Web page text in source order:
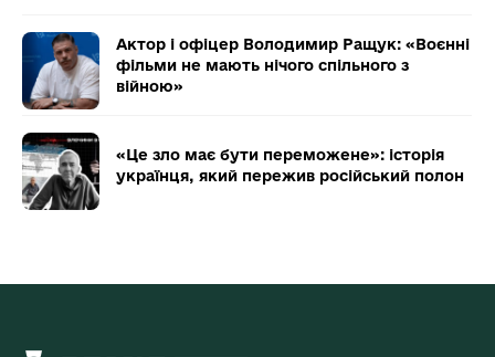
Актор і офіцер Володимир Ращук: «Воєнні
фільми не мають нічого спільного з
війною»
«Це зло має бути переможене»: історія
українця, який пережив російський полон